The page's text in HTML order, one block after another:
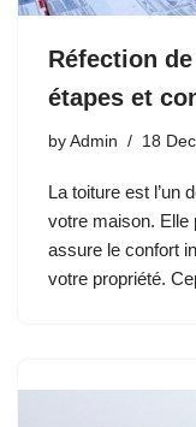
Réfection
étapes et
by Admin 18
La toiture est l’un
votre maison. Elle
assure le confort
votre propriété.